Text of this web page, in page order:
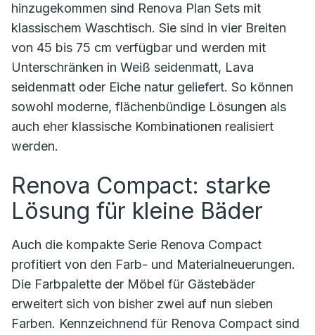
hinzugekommen sind Renova Plan Sets mit
klassischem Waschtisch. Sie sind in vier Breiten
von 45 bis 75 cm verfügbar und werden mit
Unterschränken in Weiß seidenmatt, Lava
seidenmatt oder Eiche natur geliefert. So können
sowohl moderne, flächenbündige Lösungen als
auch eher klassische Kombinationen realisiert
werden.
Renova Compact: starke
Lösung für kleine Bäder
Auch die kompakte Serie Renova Compact
profitiert von den Farb- und Materialneuerungen.
Die Farbpalette der Möbel für Gästebäder
erweitert sich von bisher zwei auf nun sieben
Farben. Kennzeichnend für Renova Compact sind